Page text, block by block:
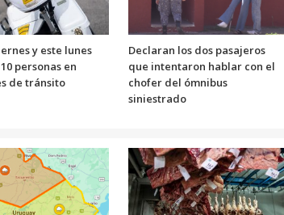
y este lunes
personas en
de tránsito
Declaran los dos pasajeros
que intentaron hablar con el
chofer del ómnibus
siniestrado